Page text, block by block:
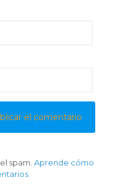
spam. Aprende cómo